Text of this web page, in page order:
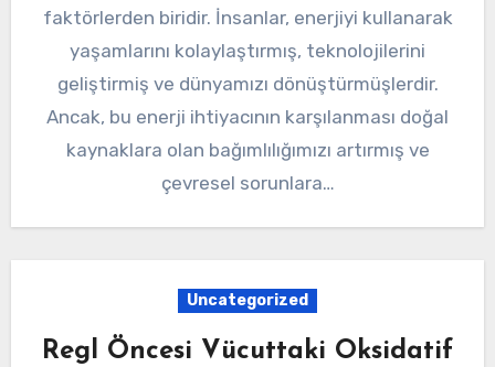
faktörlerden biridir. İnsanlar, enerjiyi kullanarak
yaşamlarını kolaylaştırmış, teknolojilerini
geliştirmiş ve dünyamızı dönüştürmüşlerdir.
Ancak, bu enerji ihtiyacının karşılanması doğal
kaynaklara olan bağımlılığımızı artırmış ve
çevresel sorunlara…
Uncategorized
Regl Öncesi Vücuttaki Oksidatif